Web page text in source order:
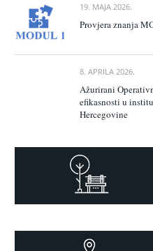
19. MAJA 2026.
Provjera znanja
8. APRILA 2026.
Ažurirani
efikasnosti u
Hercegovine